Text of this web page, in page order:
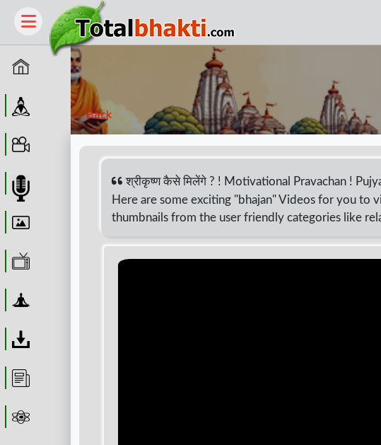
Home
Guru
Back
श्रीकृष्ण कैसे मिलेंगे ? ! Motivational Pravachan !
Here are some exciting "bhajan" Videos for you to
thumbnails from the user friendly categories like